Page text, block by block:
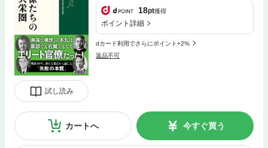
試し読み
18pt獲得
ポイント詳細
dカード利用でさらにポイント+2%
返品不可
カートへ 今すぐ買う